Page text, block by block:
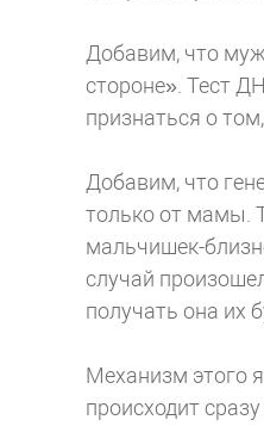
Добавим, что
стороне». Тест
признаться о
Добавим, что
только от мамы.
мальчишек-
случай
получать она их
Механизм этого
происходит